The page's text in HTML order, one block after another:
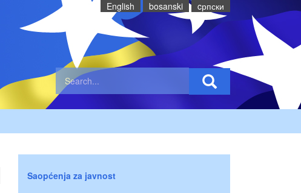
English bosanski cрпски
Saopćenja za javnost